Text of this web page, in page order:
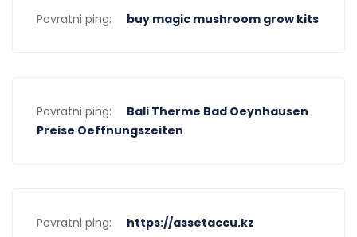
Povratni ping: buy magic mushroom grow kits
Povratni ping:
Bali Therme Bad Oeynhausen
Preise Oeffnungszeiten
Povratni ping: https://assetaccu.kz